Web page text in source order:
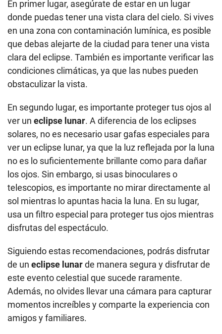
En primer lugar, asegúrate de estar en un lugar
donde puedas tener una vista clara del cielo. Si vives
en una zona con contaminación lumínica, es posible
que debas alejarte de la ciudad para tener una vista
clara del eclipse. También es importante verificar las
condiciones climáticas, ya que las nubes pueden
obstaculizar la vista.
En segundo lugar, es importante proteger tus ojos al
ver un eclipse lunar. A diferencia de los eclipses
solares, no es necesario usar gafas especiales para
ver un eclipse lunar, ya que la luz reflejada por la luna
no es lo suficientemente brillante como para dañar
los ojos. Sin embargo, si usas binoculares o
telescopios, es importante no mirar directamente al
sol mientras lo apuntas hacia la luna. En su lugar,
usa un filtro especial para proteger tus ojos mientras
disfrutas del espectáculo.
Siguiendo estas recomendaciones, podrás disfrutar
de un eclipse lunarde manera segura y disfrutar de
este evento celestial que sucede raramente.
Además, no olvides llevar una cámara para capturar
momentos increíbles y comparte la experiencia con
amigos y familiares.